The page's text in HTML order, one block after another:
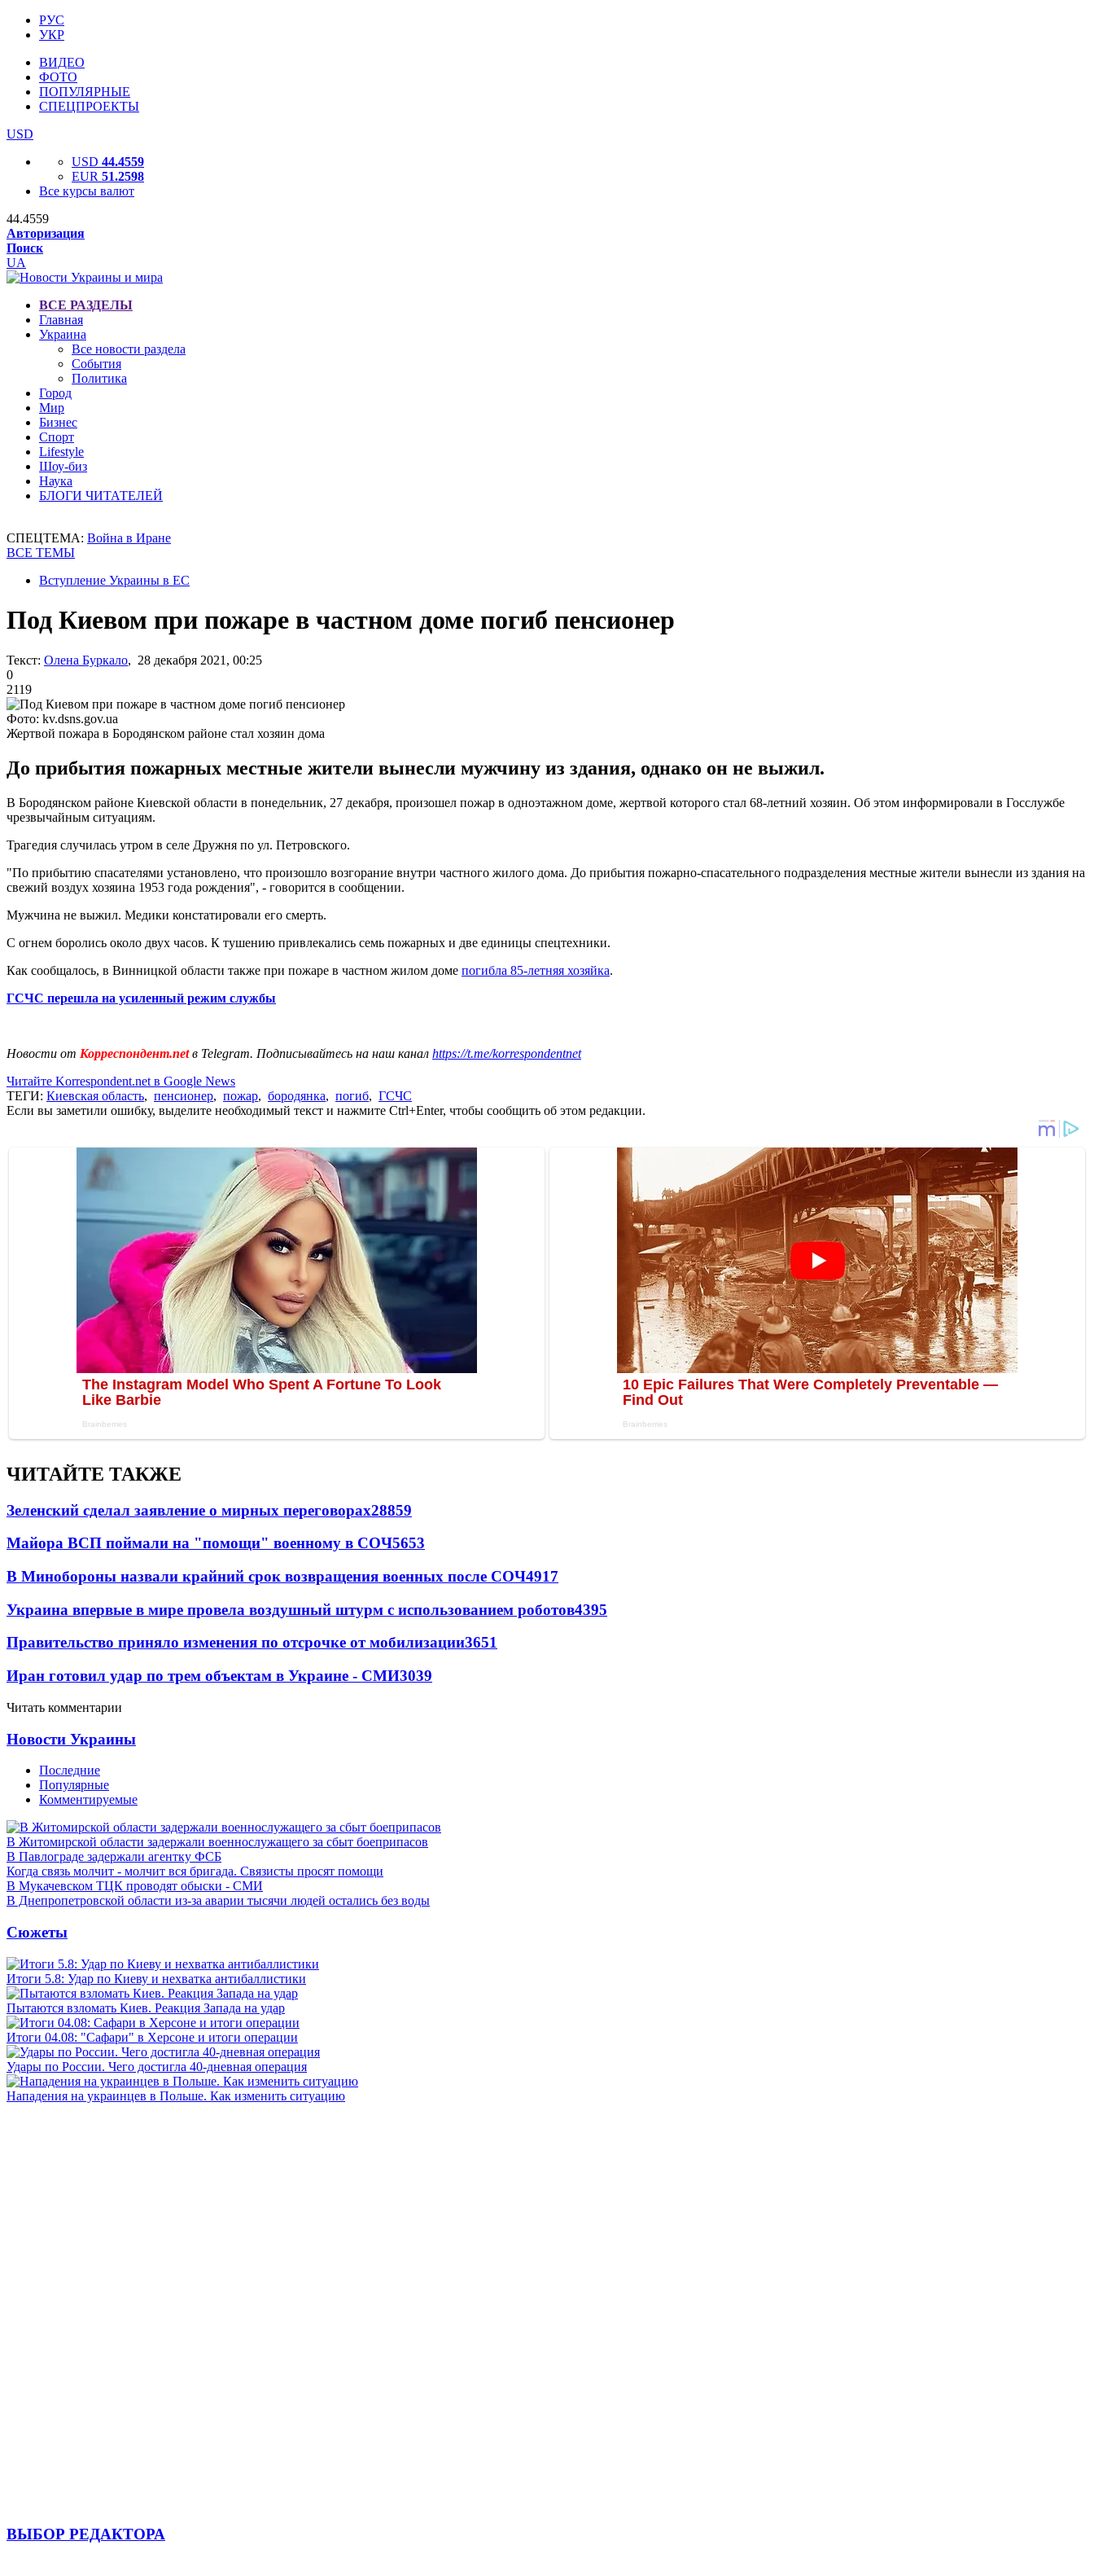
РУС
УКР
ВИДЕО
ФОТО
ПОПУЛЯРНЫЕ
СПЕЦПРОЕКТЫ
USD
USD 44.4559
EUR 51.2598
Все курсы валют
44.4559
Авторизация
Поиск
UA
ВСЕ РАЗДЕЛЫ
Главная
Украина
Все новости раздела
События
Политика
Город
Мир
Бизнес
Спорт
Lifestyle
Шоу-биз
Наука
БЛОГИ ЧИТАТЕЛЕЙ
СПЕЦТЕМА: Война в Иране
ВСЕ ТЕМЫ
Вступление Украины в ЕС
Под Киевом при пожаре в частном доме погиб пенсионер
Текст: Олена Буркало, 28 декабря 2021, 00:25
0
2119
Фото: kv.dsns.gov.ua
Жертвой пожара в Бородянском районе стал хозяин дома
До прибытия пожарных местные жители вынесли мужчину из здания, однако он не выжил.
В Бородянском районе Киевской области в понедельник, 27 декабря, произошел пожар в одноэтажном доме, жертвой которого стал 68-летний хозяин. Об этом информировали в Госслужбе
чрезвычайным ситуациям.
Трагедия случилась утром в селе Дружня по ул. Петровского.
"По прибытию спасателями установлено, что произошло возгорание внутри частного жилого дома. До прибытия пожарно-спасательного подразделения местные жители вынесли из здания на
свежий воздух хозяина 1953 года рождения", - говорится в сообщении.
Мужчина не выжил. Медики констатировали его смерть.
С огнем боролись около двух часов. К тушению привлекались семь пожарных и две единицы спецтехники.
Как сообщалось, в Винницкой области также при пожаре в частном жилом доме погибла 85-летняя хозяйка.
ГСЧС перешла на усиленный режим службы
Новости от Корреспондент.netв Telegram. Подписывайтесь на наш канал https://t.me/korrespondentnet
Читайте Korrespondent.net в Google News
ТЕГИ: Киевская область, пенсионер, пожар, бородянка, погиб, ГСЧС
Если вы заметили ошибку, выделите необходимый текст и нажмите Ctrl+Enter, чтобы сообщить об этом редакции.
ЧИТАЙТЕ ТАКЖЕ
Зеленский сделал заявление о мирных переговорах28859
Майора ВСП поймали на "помощи" военному в СОЧ5653
В Минобороны назвали крайний срок возвращения военных после СОЧ4917
Украина впервые в мире провела воздушный штурм с использованием роботов4395
Правительство приняло изменения по отсрочке от мобилизации3651
Иран готовил удар по трем объектам в Украине - СМИ3039
Читать комментарии
Новости Украины
Последние
Популярные
Комментируемые
В Житомирской области задержали военнослужащего за сбыт боеприпасов
В Павлограде задержали агентку ФСБ
Когда связь молчит - молчит вся бригада. Связисты просят помощи
В Мукачевском ТЦК проводят обыски - СМИ
В Днепропетровской области из-за аварии тысячи людей остались без воды
Сюжеты
Итоги 5.8: Удар по Киеву и нехватка антибаллистики
Пытаются взломать Киев. Реакция Запада на удар
Итоги 04.08: "Сафари" в Херсоне и итоги операции
Удары по России. Чего достигла 40-дневная операция
Нападения на украинцев в Польше. Как изменить ситуацию
ВЫБОР РЕДАКТОРА